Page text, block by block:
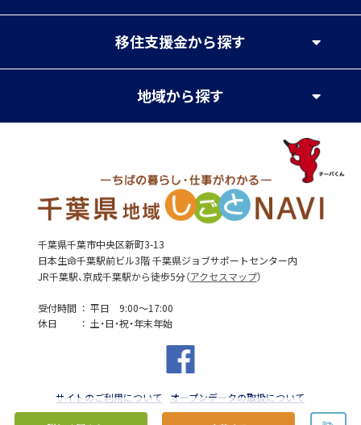
移住支援金から探す
地域から探す
千葉県千葉市中央区新町3-13
日本生命千葉駅前ビル3階 千葉県ジョブサポートセンター内
JR千葉駅、京成千葉駅から徒歩5分（アクセスマップ）
受付時間
平日 9:00～17:00
休日
土・日・祝・年末年始
サイトのご利用について オープンデータの取扱について